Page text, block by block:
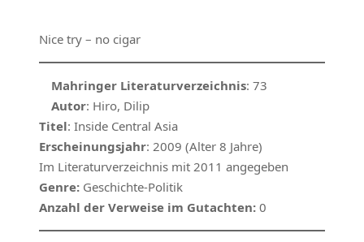
Nice try – no cigar
Mahringer Literaturverzeichnis: 73
Autor: Hiro, Dilip
Titel: Inside Central Asia
Erscheinungsjahr: 2009 (Alter 8 Jahre)
Im Literaturverzeichnis mit 2011 angegeben
Genre: Geschichte-Politik
Anzahl der Verweise im Gutachten: 0